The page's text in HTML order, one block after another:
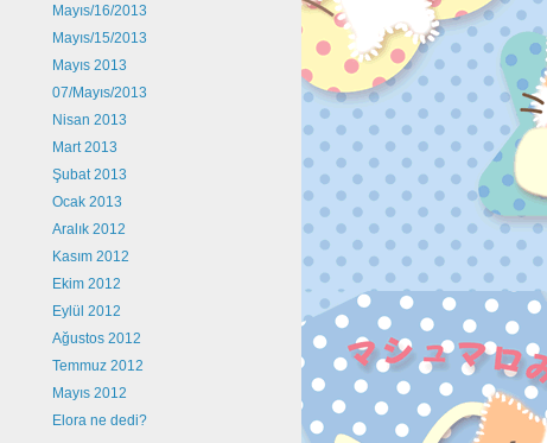
Mayıs/16/2013
Mayıs/15/2013
Mayıs 2013
07/Mayıs/2013
Nisan 2013
Mart 2013
Şubat 2013
Ocak 2013
Aralık 2012
Kasım 2012
Ekim 2012
Eylül 2012
Ağustos 2012
Temmuz 2012
Mayıs 2012
Elora ne dedi?